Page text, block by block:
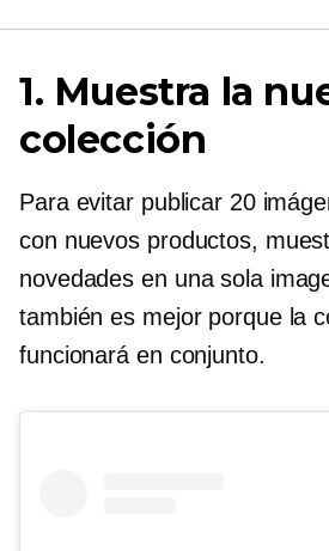
1. Muestra la
colección
Para evitar publicar 20
con nuevos productos,
novedades en una sola
también es mejor porque la
funcionará en conjunto.